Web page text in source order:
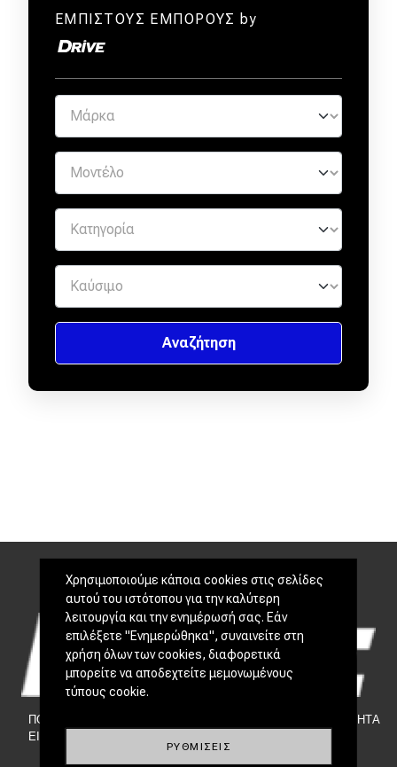
ΕΜΠΙΣΤΟΥΣ ΕΜΠΟΡΟΥΣ by
ΠΟΙΟΙ
ΕΙΜΑΣΤΕ
TAYTOTHTA
Χρησιμοποιούμε κάποια cookies στις σελίδες
αυτού του ιστότοπου για την καλύτερη
λειτουργία και την ενημέρωσή σας. Εάν
επιλέξετε "Ενημερώθηκα", συναινείτε στη
χρήση όλων των cookies, διαφορετικά
μπορείτε να αποδεχτείτε μεμονωμένους
τύπους cookie.
ΡΥΘΜΊΣΕΙΣ